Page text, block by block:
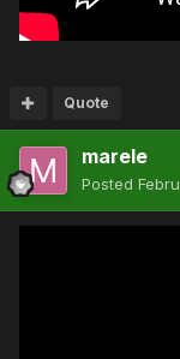
Quote
marele
Posted